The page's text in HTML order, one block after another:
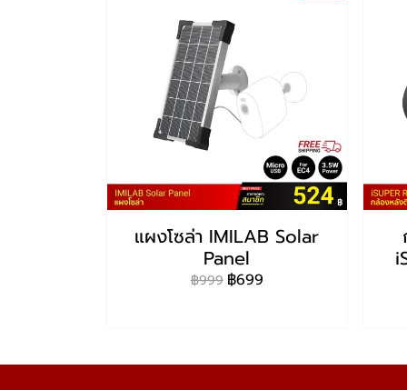
แผงโซล่า IMILAB Solar
Panel
฿999 ฿699